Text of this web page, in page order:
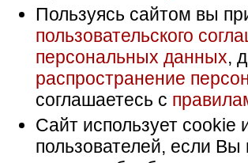
Пользуясь сайтом вы
пользовательского
персональных данных,
распространение
соглашаетесь с
Сайт использует
пользователей, если Вы